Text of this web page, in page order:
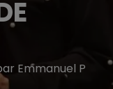
Emmanuel P